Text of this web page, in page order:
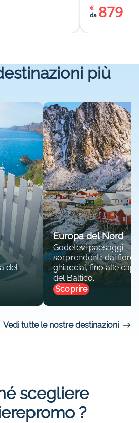
da 879
€
più
del
Europa del Nord
Godetevi paesaggi
sorprendenti: dai fiordi
ghiacciai, fino alle
del Baltico.
Scoprire
Vedi tutte le nostre destinazioni
scegliere
?